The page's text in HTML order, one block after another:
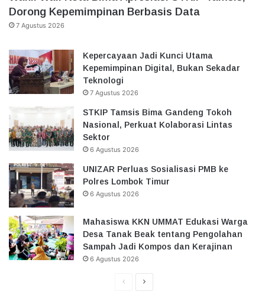
Dorong Kepemimpinan Berbasis Data
7 Agustus 2026
Kepercayaan Jadi Kunci Utama
Kepemimpinan Digital, Bukan Sekadar
Teknologi
7 Agustus 2026
STKIP Tamsis Bima Gandeng Tokoh
Nasional, Perkuat Kolaborasi Lintas
Sektor
6 Agustus 2026
UNIZAR Perluas Sosialisasi PMB ke
Polres Lombok Timur
6 Agustus 2026
Mahasiswa KKN UMMAT Edukasi Warga
Desa Tanak Beak tentang Pengolahan
Sampah Jadi Kompos dan Kerajinan
6 Agustus 2026
HalamanHalaman